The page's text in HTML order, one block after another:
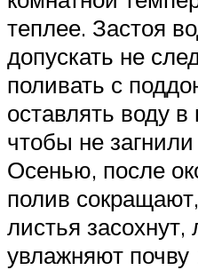
теплее. Застоя
допускать не
поливать с
оставлять воду
чтобы не
Осенью, после
полив
листья
увлажняют